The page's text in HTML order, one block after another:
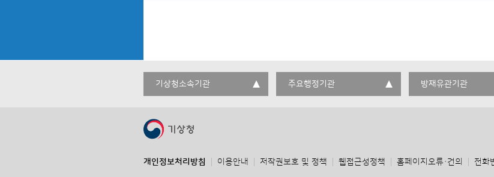
기상청소속기관 주요행정기관 방재유관기관
개인정보처리방침 이용안내 저작권보호 및 정책 웹접근성정책 홈페이지오류·건의 전화